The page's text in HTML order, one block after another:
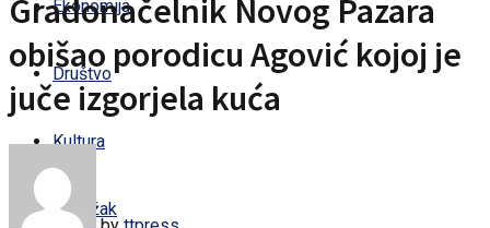
Ekonomija
Društvo
Kultura
Sandžak
Gradonačelnik Novog Pazara
obišao porodicu Agović kojoj je
juče izgorjela kuća